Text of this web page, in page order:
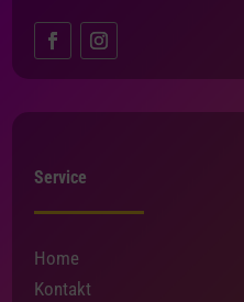
Service
Home
Kontakt